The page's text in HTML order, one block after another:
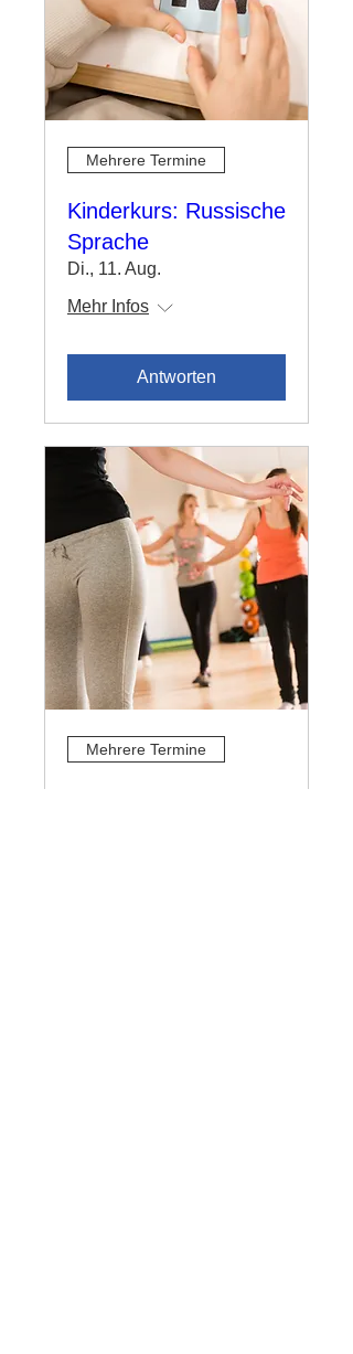
Mehrere Termine
Kinderkurs: Russische
Sprache
Di., 11. Aug.
Mehr Infos
Antworten
Mehrere Termine